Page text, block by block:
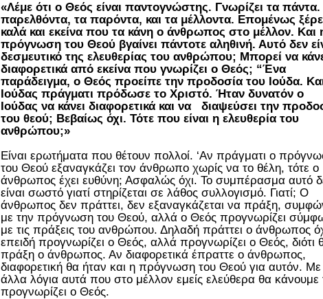
«Λέμε ότι ο Θεός είναι παντογνώστης. Γνωρίζει τα
παρελθόντα, τα παρόντα, και τα μέλλοντα. Επομένως
καλά και εκείνα που τα κάνη ο άνθρωπος στο μέλλον. Και
πρόγνωση του Θεού βγαίνει πάντοτε αληθινή. Αυτό δεν
δεσμευτικό της ελευθερίας του ανθρώπου; Μπορεί να
διαφορετικά από εκείνα που γνωρίζει ο Θεός; “Ένα
παράδειγμα, ο Θεός προείπε την προδοσία του Ιούδα.
Ιούδας πράγματι πρόδωσε το Χριστό. Ήταν δυνατόν ο
Ιούδας να κάνει διαφορετικά και να διαψεύσει την
του θεού; Βεβαίως όχι. Τότε που είναι η ελευθερία του
ανθρώπου;»
Είναι ερωτήματα που θέτουν πολλοί. ‘Αν πράγματι ο
του Θεού εξαναγκάζει τον άνθρωπο χωρίς να το θέλη, τότε ο
άνθρωπος έχει ευθύνη; Ασφαλώς όχι. Το συμπέρασμα αυτό
είναι σωστό γιατί στηρίζεται σε λάθος συλλογισμό. Γιατί; Ο
άνθρωπος δεν πράττει, δεν εξαναγκάζεται να πράξη,
με την πρόγνωση του Θεού, αλλά ο Θεός προγνωρίζει
με τις πράξεις του ανθρώπου. Δηλαδή πράττει ο άνθρωπος
επειδή προγνωρίζει ο Θεός, αλλά προγνωρίζει ο Θεός, διότι
πράξη ο άνθρωπος. Αν διαφορετικά έπραττε ο άνθρωπος,
διαφορετική θα ήταν και η πρόγνωση του Θεού για αυτόν. Με
άλλα λόγια αυτά που στο μέλλον εμείς ελεύθερα θα κάνουμε
προγνωρίζει ο Θεός.